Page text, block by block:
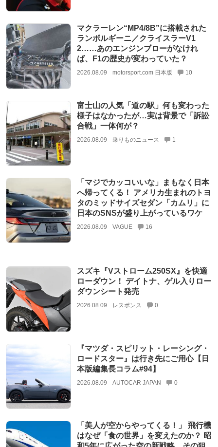
マクラーレン“MP4/8B”に搭載された
ランボルギーニ／クライスラーV1
2……あのエンジンブローがなけれ
ば、F1の歴史が変わっていた？
2026.08.09 motorsport.com 日本版 10
富士山の人気「道の駅」何も変わった
様子はなかったが…実は背景で「訴訟
合戦」一体何が？
2026.08.09 乗りものニュース 1
「マジでカッコいいな」まもなく日本
へ帰ってくる！ アメリカ生まれのトヨ
タのミッドサイズセダン「カムリ」に
日本のSNSが盛り上がっているワケ
2026.08.09 VAGUE 16
スズキ『Vストローム250SX』を快適
ローダウン！ デイトナ、ゲル入りロー
ダウンシート発売
2026.08.09 レスポンス 0
『マツダ・スピリット・レーシング・
ロードスター』は行き先にご用心【日
本版編集長コラム#94】
2026.08.09 AUTOCAR JAPAN 0
「美人が空からやってくる！」 飛行機
はなぜ「食の世界」を変えたのか？ 昭